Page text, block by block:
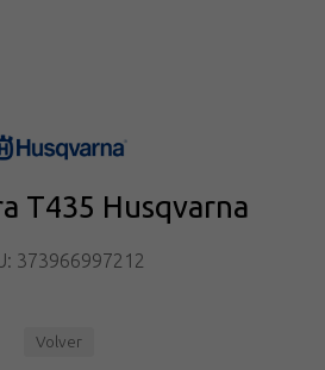
T435 Husqvarna
373966997212
Volver